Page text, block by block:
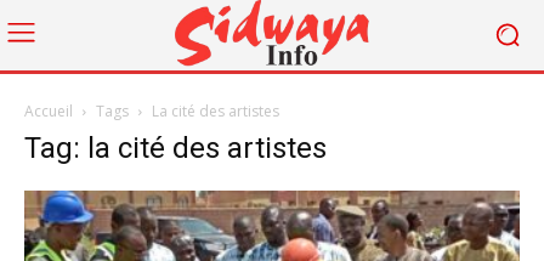
Accueil Tags La cité des artistes
Tag: la cité des artistes